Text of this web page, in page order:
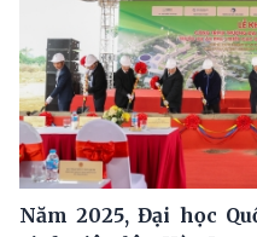
Năm 2025, Đại học